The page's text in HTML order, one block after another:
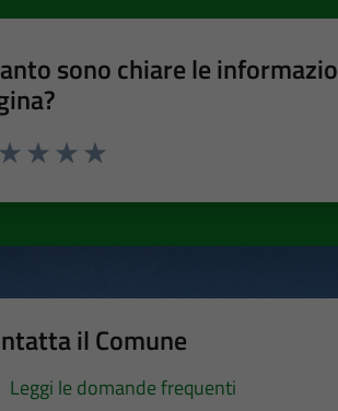
sono chiare le
il Comune
Leggi le domande frequenti